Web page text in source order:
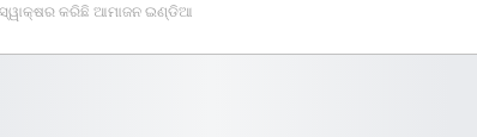
ସ୍ୱାକ୍ଷର କରିଛି ଆମାଜନ ଇଣ୍ଡିଆ